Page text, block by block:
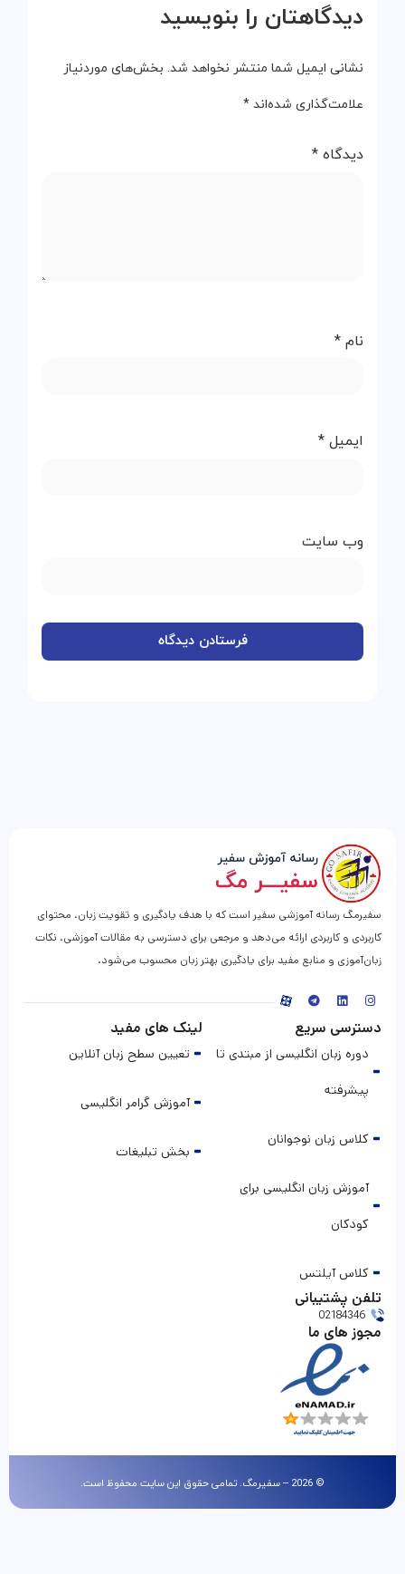
دیدگاهتان را بنویسید
نشانی ایمیل شما منتشر نخواهد شد. بخش‌های موردنیاز
علامت‌گذاری شده‌اند *
دیدگاه *
نام *
ایمیل *
وب‌ سایت
سفیرمگ رسانه آموزشی سفیر است که با هدف یادگیری و تقویت زبان، محتوای
کاربردی و کاربردی ارائه می‌دهد و مرجعی برای دسترسی به مقالات آموزشی، نکات
زبان‌آموزی و منابع مفید برای یادگیری بهتر زبان محسوب می‌شود.
دسترسی سریع
دوره زبان انگلیسی از مبتدی تا
پیشرفته
کلاس زبان نوجوانان
آموزش زبان انگلیسی برای
کودکان
کلاس آیلتس
لینک های مفید
تعیین سطح زبان آنلاین
آموزش گرامر انگلیسی
بخش تبلیغات
تلفن پشتیبانی
02184346
مجوز های ما
© 2026 – سفیرمگ. تمامی حقوق این سایت محفوظ است.